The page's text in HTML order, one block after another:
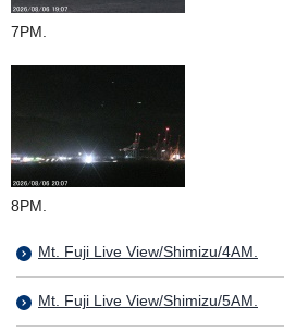
7PM.
8PM.
Mt. Fuji Live View/Shimizu/4AM.
Mt. Fuji Live View/Shimizu/5AM.